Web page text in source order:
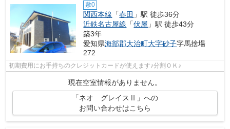
敷0
関西本線 「春田 」駅 徒歩36分
近鉄名古屋線 「伏屋 」駅 徒歩43分
築3年
愛知県海部郡大治町大字砂子字馬捨場
272
初期費用にお手持ちのクレジットカードが使えます♪分割ＯＫ♪
現在空室情報がありません。
「ネオ グレイスⅡ」への
お問い合わせはこちら